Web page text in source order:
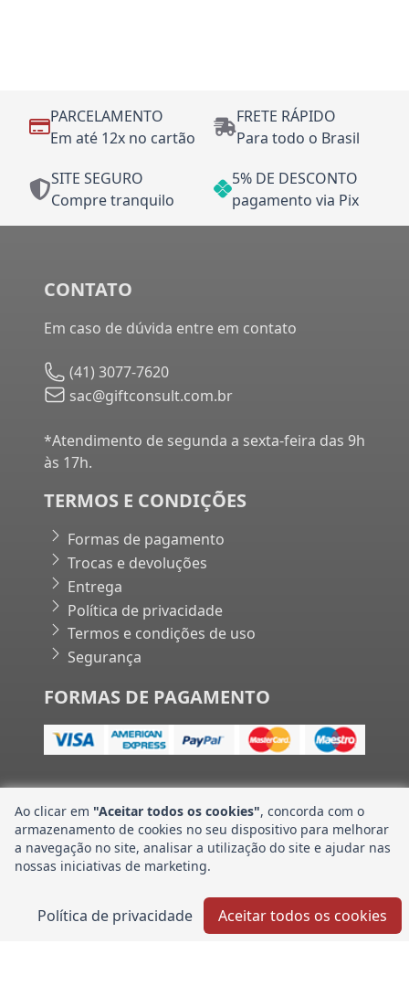
PARCELAMENTO
Em até 12x no cartão
FRETE RÁPIDO
Para todo o Brasil
SITE SEGURO
Compre tranquilo
5% DE DESCONTO
pagamento via Pix
CONTATO
Em caso de dúvida entre em contato
(41) 3077-7620
sac@giftconsult.com.br
*Atendimento de segunda a sexta-feira das 9h
às 17h.
TERMOS E CONDIÇÕES
Formas de pagamento
Trocas e devoluções
Entrega
Política de privacidade
Termos e condições de uso
Segurança
FORMAS DE PAGAMENTO
Banco CNH Industrial Store | Powered by Gift Consult•
Ao clicar em "Aceitar todos os cookies", concorda com o
armazenamento de cookies no seu dispositivo para melhorar
a navegação no site, analisar a utilização do site e ajudar nas
nossas iniciativas de marketing.
Política de privacidade Aceitar todos os cookies